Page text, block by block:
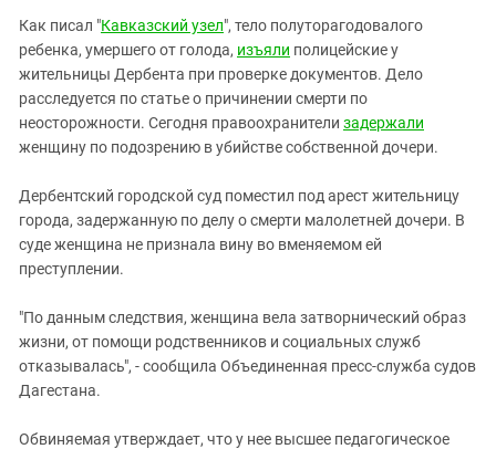
Ставропольский край
Чечня
Южный Кавказ
ЮФО
Как писал "Кавказский узел", тело полуторагодовалого
ребенка, умершего от голода, изъяли полицейские у
жительницы Дербента при проверке документов. Дело
расследуется по статье о причинении смерти по
неосторожности. Сегодня правоохранители задержали
женщину по подозрению в убийстве собственной дочери.
Дербентский городской суд поместил под арест жительницу
города, задержанную по делу о смерти малолетней дочери. В
суде женщина не признала вину во вменяемом ей
преступлении.
"По данным следствия, женщина вела затворнический образ
жизни, от помощи родственников и социальных служб
отказывалась", - сообщила Объединенная пресс-служба судов
Дагестана.
Обвиняемая утверждает, что у нее высшее педагогическое